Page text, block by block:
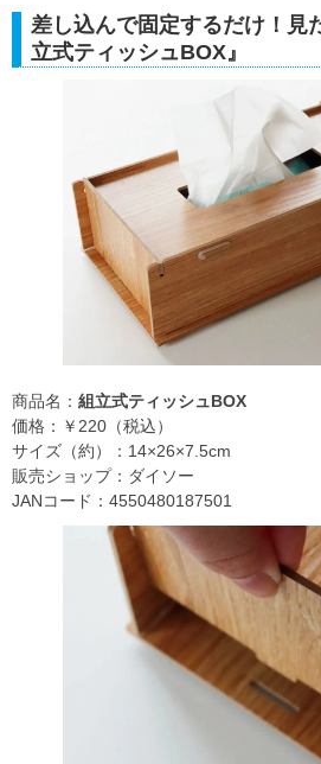
差し込んで固定するだけ！見
立式ティッシュBOX』
商品名： 組立式ティッシュBOX
価格：￥220（税込）
サイズ（約）：14×26×7.5cm
販売ショップ：ダイソー
JANコード：4550480187501